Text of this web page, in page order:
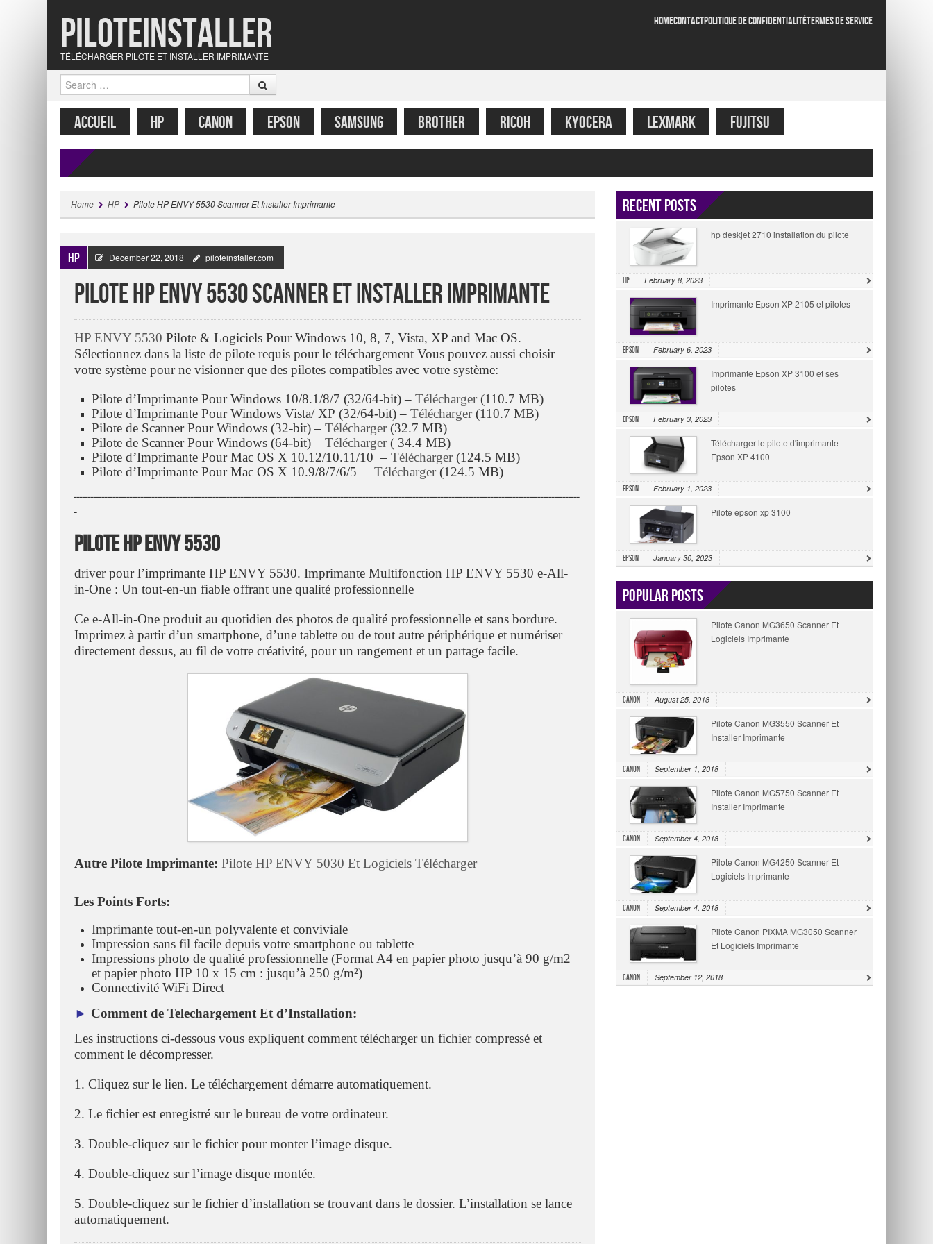
Piloteinstaller
TÉLÉCHARGER PILOTE ET INSTALLER IMPRIMANTE
HOMECONTACTPOLITIQUE DE CONFIDENTIALITÉTERMES DE SERVICE
Search
MENU
SKIP TO CONTENT
ACCUEIL HP CANON EPSON SAMSUNG BROTHER RICOH KYOCERA LEXMARK FUJITSU
Home HP Pilote HP ENVY 5530 Scanner Et Installer Imprimante
HP December 22, 2018 piloteinstaller.com
Pilote HP ENVY 5530 Scanner Et Installer Imprimante
HP ENVY 5530 Pilote & Logiciels Pour Windows 10, 8, 7, Vista, XP and Mac OS.
Sélectionnez dans la liste de pilote requis pour le téléchargement Vous pouvez aussi choisir
votre système pour ne visionner que des pilotes compatibles avec votre système:
Pilote d’Imprimante Pour Windows 10/8.1/8/7 (32/64-bit) – Télécharger(110.7 MB)
Pilote d’Imprimante Pour Windows Vista/ XP (32/64-bit) – Télécharger(110.7 MB)
Pilote de Scanner Pour Windows (32-bit) – Télécharger(32.7 MB)
Pilote de Scanner Pour Windows (64-bit) – Télécharger( 34.4 MB)
Pilote d’Imprimante Pour Mac OS X 10.12/10.11/10 – Télécharger(124.5 MB)
Pilote d’Imprimante Pour Mac OS X 10.9/8/7/6/5 – Télécharger(124.5 MB)
Pilote HP ENVY 5530
driver pour l’imprimante HP ENVY 5530. Imprimante Multifonction HP ENVY 5530 e-All-
in-One : Un tout-en-un fiable offrant une qualité professionnelle
Ce e-All-in-One produit au quotidien des photos de qualité professionnelle et sans bordure.
Imprimez à partir d’un smartphone, d’une tablette ou de tout autre périphérique et numériser
directement dessus, au fil de votre créativité, pour un rangement et un partage facile.
Autre Pilote Imprimante: Pilote HP ENVY 5030 Et Logiciels Télécharger
Les Points Forts:
Imprimante tout-en-un polyvalente et conviviale
Impression sans fil facile depuis votre smartphone ou tablette
Impressions photo de qualité professionnelle (Format A4 en papier photo jusqu’à 90 g/m2
et papier photo HP 10 x 15 cm : jusqu’à 250 g/m²)
Connectivité WiFi Direct
► Comment de Telechargement Et d’Installation:
Les instructions ci-dessous vous expliquent comment télécharger un fichier compressé et
comment le décompresser.
1. Cliquez sur le lien. Le téléchargement démarre automatiquement.
2. Le fichier est enregistré sur le bureau de votre ordinateur.
3. Double-cliquez sur le fichier pour monter l’image disque.
4. Double-cliquez sur l’image disque montée.
5. Double-cliquez sur le fichier d’installation se trouvant dans le dossier. L’installation se lance
automatiquement.
Recent Posts
hp deskjet 2710 installation du pilote
HP February 8, 2023
Imprimante Epson XP 2105 et pilotes
Epson February 6, 2023
Imprimante Epson XP 3100 et ses
pilotes
Epson February 3, 2023
Télécharger le pilote d'imprimante
Epson XP 4100
Epson February 1, 2023
Pilote epson xp 3100
Epson January 30, 2023
Popular Posts
Pilote Canon MG3650 Scanner Et
Logiciels Imprimante
Canon August 25, 2018
Pilote Canon MG3550 Scanner Et
Installer Imprimante
Canon September 1, 2018
Pilote Canon MG5750 Scanner Et
Installer Imprimante
Canon September 4, 2018
Pilote Canon MG4250 Scanner Et
Logiciels Imprimante
Canon September 4, 2018
Pilote Canon PIXMA MG3050 Scanner
Et Logiciels Imprimante
Canon September 12, 2018